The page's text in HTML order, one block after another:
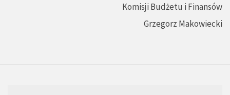
Komisji Budżetu i Finansów
Grzegorz Makowiecki